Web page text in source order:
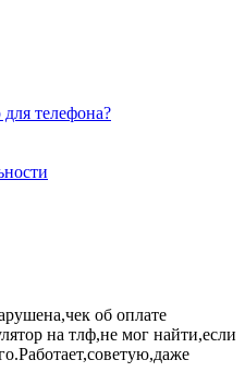
телефона?
об оплате
на тлф,не мог найти,если